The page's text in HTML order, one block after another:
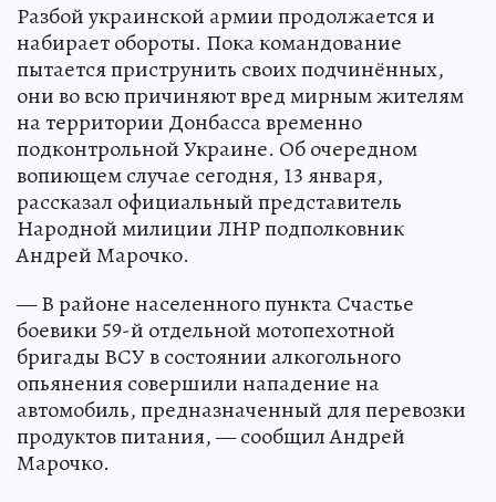
Разбой украинской армии продолжается и
набирает обороты. Пока командование
пытается приструнить своих подчинённых,
они во всю причиняют вред мирным жителям
на территории Донбасса временно
подконтрольной Украине. Об очередном
вопиющем случае сегодня, 13 января,
рассказал официальный представитель
Народной милиции ЛНР подполковник
Андрей Марочко.
— В районе населенного пункта Счастье
боевики 59-й отдельной мотопехотной
бригады ВСУ в состоянии алкогольного
опьянения совершили нападение на
автомобиль, предназначенный для перевозки
продуктов питания, — сообщил Андрей
Марочко.